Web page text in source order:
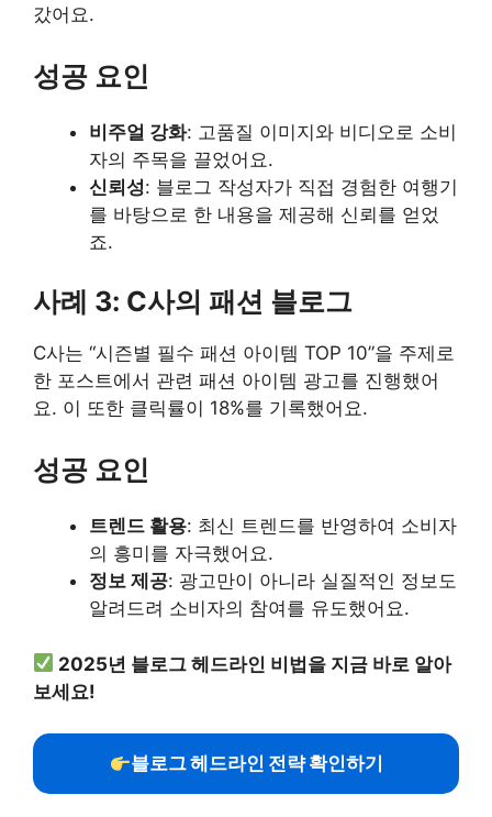
갔어요.
성공 요인
비주얼 강화: 고품질 이미지와 비디오로 소비
자의 주목을 끌었어요.
신뢰성: 블로그 작성자가 직접 경험한 여행기
를 바탕으로 한 내용을 제공해 신뢰를 얻었
죠.
사례 3: C사의 패션 블로그
C사는 “시즌별 필수 패션 아이템 TOP 10”을 주제로
한 포스트에서 관련 패션 아이템 광고를 진행했어
요. 이 또한 클릭률이 18%를 기록했어요.
성공 요인
트렌드 활용: 최신 트렌드를 반영하여 소비자
의 흥미를 자극했어요.
정보 제공: 광고만이 아니라 실질적인 정보도
알려드려 소비자의 참여를 유도했어요.
2025년 블로그 헤드라인 비법을 지금 바로 알아
보세요!
블로그 헤드라인 전략 확인하기